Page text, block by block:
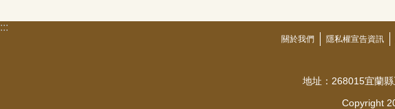
:::
關於我們 隱私權宣告資訊
地址：268015宜蘭
Copyright